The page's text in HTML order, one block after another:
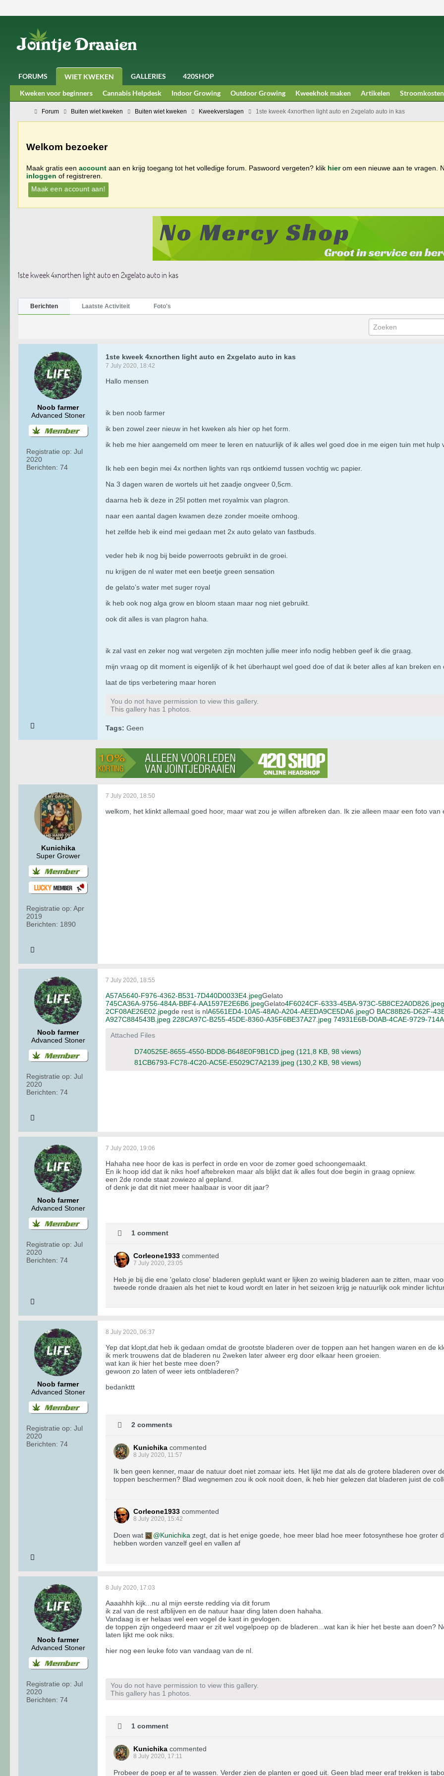
FORUMS WIET KWEKEN GALLERIES
420SHOP
Kweken voor beginners
Cannabis Helpdesk Indoor Growing Outdoor Growing Kweekhok maken Artikelen Stroomkosten
Forum Buiten wiet kweken Buiten wiet kweken Kweekverslagen 1ste kweek 4xnorthen light auto en 2xgelato auto in kas
Welkom bezoeker
Maak gratis een account aan en krijg toegang tot het volledige forum. Paswoord vergeten? klik hierom een nieuwe aan te vragen.
inloggen of registreren.
Maak een account aan!
1ste kweek 4xnorthen light auto en 2xgelato auto in kas
Berichten Laatste Activiteit Foto's
Noob farmer
Advanced Stoner
Registratie op: Jul
2020
Berichten: 74
1ste kweek 4xnorthen light auto en 2xgelato auto in kas
7 July 2020, 18:42
Hallo mensen
ik ben n o ob farmer
ik ben zowel zeer nieuw in het kweken als hier op het form.
ik heb me hier aangemeld om meer te leren en natuurlijk of ik alles wel goed doe in me eigen tuin m et hulp
Ik heb een begin mei 4x northen lights van rqs ontkiemd tussen vochtig wc papier.
Na 3 dagen waren de wortels uit het zaadje ongveer 0,5cm.
daarna heb ik deze in 25l potten met royalmix van plagron.
naar een aantal dagen kwamen deze zonder moeite omhoog.
het zelfde heb ik eind mei gedaan met 2x auto gelato van fastbuds.
veder heb ik nog bij beide powerroots gebruikt in de groei.
nu krijgen de nl water met een beetje green sensation
de gelato’s water met suger royal
ik heb ook nog alga grow en bloom staan maar nog niet gebruikt.
ook dit alles is van plagron haha.
ik zal vast en zeker nog wat vergeten zijn mochten jullie meer info nodig hebben geef ik die graag.
mijn vraag op dit moment is eigenlijk of ik h et überhaupt wel goed doe of dat ik beter alles af kan breken
laat de tips verbetering maar horen
You do not have permission to view this gallery.
This gallery has 1 photos.
Tags: Geen
Kunichika
Super Grower
Registratie op: Apr
2019
Berichten: 1890
7 July 2020, 18:50
welkom, het klinkt allemaal goed hoor, maar wat zou je willen afbreken dan. Ik zie alleen maar een foto
Noob farmer
Advanced Stoner
Registratie op: Jul
2020
Berichten: 74
7 July 2020, 18:55
A57A5640-F976-4362-B531-7D440D0033E4.jpegGelato
745CA36A-9756-484A-BBF4-AA1597E2E6B6.jpegGelato4F6024CF-6333-45BA-973C-5B8CE2A0D826.jpeg
2CF08AE26E02.jpegde rest is nlA6561ED4-10A5-48A0-A204-AEEDA9CE5DA6.jpegO BAC88B26-D62F-
A927C884543B.jpeg 228CA97C-B255-45DE-8360-A35F6BE37A27.jpeg 74931E6B-D0AB-4CAE-9729-
Attached Files
D740525E-8655-4550-BDD8-B648E0F9B1CD.jpeg (121,8 KB, 98 views)
81CB6793-FC78-4C20-AC5E-E5029C7A2139.jpeg (130,2 KB, 98 views)
Noob farmer
Advanced Stoner
Registratie op: Jul
2020
Berichten: 74
7 July 2020, 19:06
Hahaha nee hoor de kas is perfect in orde en voor de zomer goed schoongemaakt.
En ik hoop idd dat ik niks hoef aftebreken maar als blijkt dat ik alles fout doe begin in graag opniew.
een 2de ronde staat zowiezo al gepland.
of denk je dat dit niet meer haalbaar is voor dit jaar?
1 comment
Corleone1933 commented
7 July 2020, 23:05
Heb je bij die ene 'gelato close' bladeren geplukt want er lijken zo weinig bladeren aan te zitten, maar
tweede ronde draaien als het niet te koud wordt en later in het seizoen krijg je natuurlijk ook minder
Noob farmer
Advanced Stoner
Registratie op: Jul
2020
Berichten: 74
8 July 2020, 06:37
Yep dat klopt,dat heb ik gedaan omdat de grootste bladeren over de toppen aan het hangen waren en de
ik merk trouwens dat de bladeren nu 2weken later alweer erg door elkaar heen groeien.
wat kan ik hier het beste mee doen?
gewoon zo laten of weer iets ontbladeren?
bedankttt
2 comments
Kunichika commented
8 July 2020, 11:57
Ik ben geen kenner, maar de natuur doet niet zomaar iets. Het lijkt me dat als de grotere bladeren over
toppen beschermen? Blad wegnemen zou ik ook nooit doen, ik heb hier gelezen dat bladeren juist de
Corleone1933 commented
8 July 2020, 15:42
Doen wat Kunichika zegt, dat is het enige goede, hoe meer blad hoe meer fotosynthese hoe groter
hebben worden vanzelf geel en vallen af
Noob farmer
Advanced Stoner
Registratie op: Jul
2020
Berichten: 74
8 July 2020, 17:03
Aaaahhh kijk...nu al mijn eerste redding via dit forum
ik zal van de rest afblijven en de natuur haar ding laten doen hahaha.
Vandaag is er helaas wel een vogel de kast in gevlogen.
de toppen zijn ongedeerd maar er zit wel vogelpoep op de bladeren...wat kan ik hier het beste aan doen?
laten lijkt me ook niks.
hier nog een leuke foto van vandaag van de nl.
You do not have permission to view this gallery.
This gallery has 1 photos.
1 comment
Kunichika commented
8 July 2020, 17:11
Probeer de poep er af te wassen. Verder zien de planten er goed uit. Geen blad meer eraf trekken is